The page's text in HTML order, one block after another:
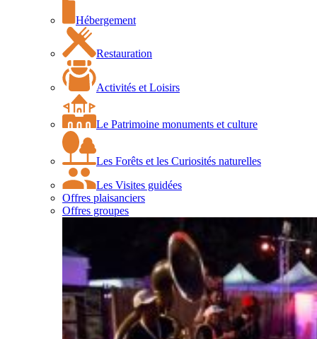
Hébergement
Restauration
Activités et Loisirs
Le Patrimoine monuments et culture
Les Forêts et les Curiosités naturelles
Les Visites guidées
Offres plaisanciers
Offres groupes